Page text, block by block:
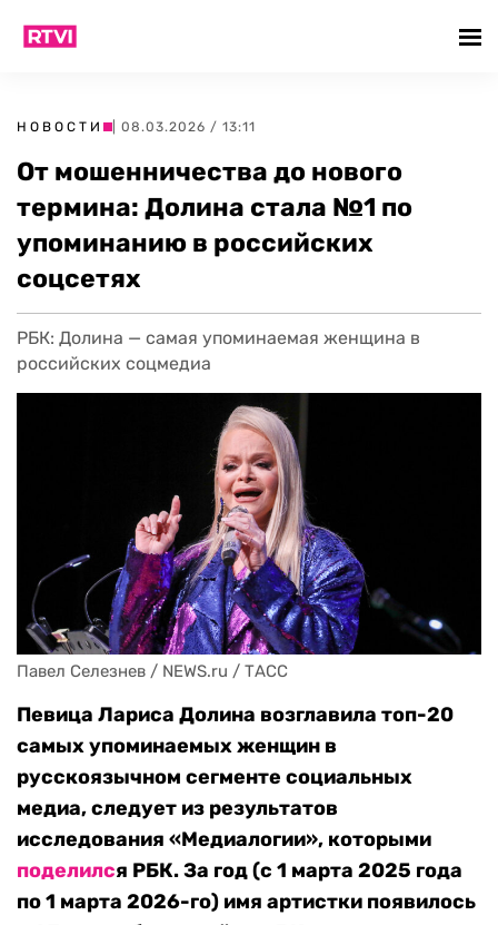
НОВОСТИ | 08.03.2026 / 13:11
От мошенничества до нового
термина: Долина стала №1 по
упоминанию в российских
соцсетях
РБК: Долина — самая упоминаемая женщина в
российских соцмедиа
Павел Селезнев / NEWS.ru / ТАСС
Певица Лариса Долина возглавила топ-20
самых упоминаемых женщин в
русскоязычном сегменте социальных
медиа, следует из результатов
исследования «Медиалогии», которыми
поделился РБК. За год (с 1 марта 2025 года
по 1 марта 2026-го) имя артистки появилось